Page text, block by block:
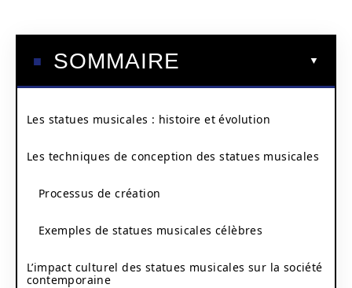
SOMMAIRE
Les statues musicales : histoire et évolution
Les techniques de conception des statues musicales
Processus de création
Exemples de statues musicales célèbres
L’impact culturel des statues musicales sur la société
contemporaine